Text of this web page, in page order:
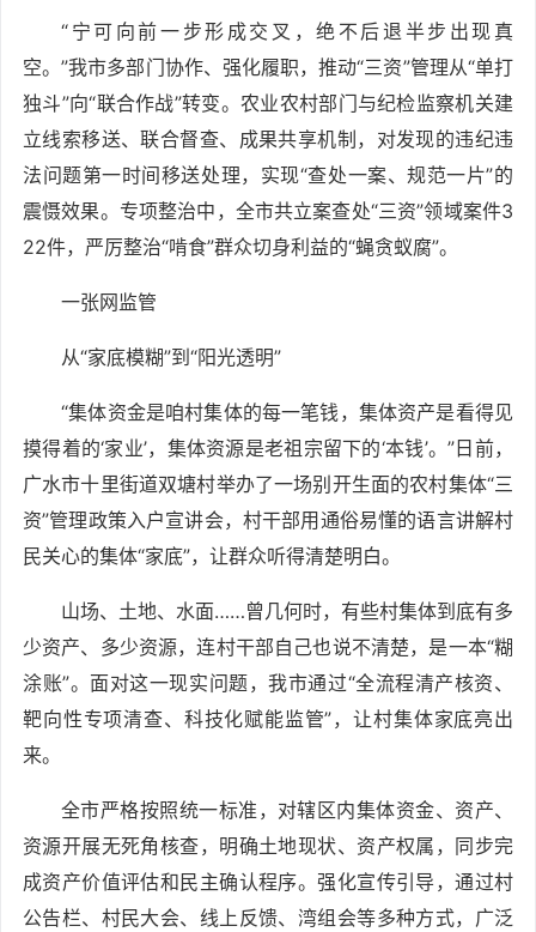
“宁可向前一步形成交叉，绝不后退半步出现真
空。”我市多部门协作、强化履职，推动“三资”管理从“单打
独斗”向“联合作战”转变。农业农村部门与纪检监察机关建
立线索移送、联合督查、成果共享机制，对发现的违纪违
法问题第一时间移送处理，实现“查处一案、规范一片”的
震慑效果。专项整治中，全市共立案查处“三资”领域案件3
22件，严厉整治“啃食”群众切身利益的“蝇贪蚁腐”。
一张网监管
从“家底模糊”到“阳光透明”
“集体资金是咱村集体的每一笔钱，集体资产是看得见
摸得着的‘家业’，集体资源是老祖宗留下的‘本钱’。”日前，
广水市十里街道双塘村举办了一场别开生面的农村集体“三
资”管理政策入户宣讲会，村干部用通俗易懂的语言讲解村
民关心的集体“家底”，让群众听得清楚明白。
山场、土地、水面……曾几何时，有些村集体到底有多
少资产、多少资源，连村干部自己也说不清楚，是一本“糊
涂账”。面对这一现实问题，我市通过“全流程清产核资、
靶向性专项清查、科技化赋能监管”，让村集体家底亮出
来。
全市严格按照统一标准，对辖区内集体资金、资产、
资源开展无死角核查，明确土地现状、资产权属，同步完
成资产价值评估和民主确认程序。强化宣传引导，通过村
公告栏、村民大会、线上反馈、湾组会等多种方式，广泛